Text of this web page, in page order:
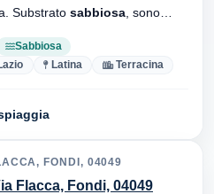
Substrato sabbiosa , sono
Sabbiosa
Latina Terracina
FONDI, 04049
Flacca, Fondi, 04049